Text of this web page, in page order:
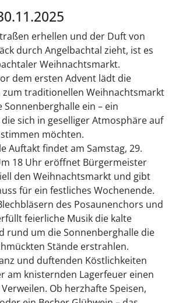
erhellen und der Duft von
durch Angelbachtal zieht, ist es
Weihnachtsmarkt.
dem ersten Advent lädt die
zum traditionellen Weihnachtsmarkt
ein – ein
sich in geselliger Atmosphäre auf
möchten.
Auftakt findet am Samstag, 29.
18 Uhr eröffnet Bürgermeister
den Weihnachtsmarkt und gibt
für ein festliches Wochenende.
des Posaunenchors und
feierliche Musik die kalte
rund um die Sonnenberghalle die
Stände erstrahlen.
und duftenden Köstlichkeiten
am knisternden Lagerfeuer einen
Ob herzhafte Speisen,